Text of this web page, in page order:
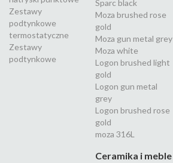
Zestawy
podtynkowe
termostatyczne
Zestawy
podtynkowe
Sparc black
Moza brushed rose
gold
Moza gun metal grey
Moza white
Logon brushed light
gold
Logon gun metal
grey
Logon brushed rose
gold
moza 316L
Ceramika i meble